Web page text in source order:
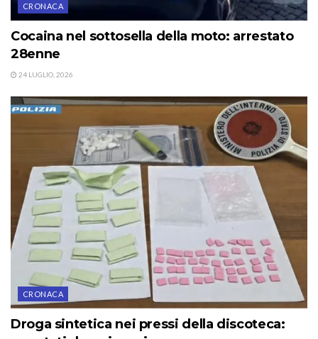
CRONACA
Cocaina nel sottosella della moto: arrestato
28enne
24 LUGLIO, 2026
CRONACA
Droga sintetica nei pressi della discoteca: